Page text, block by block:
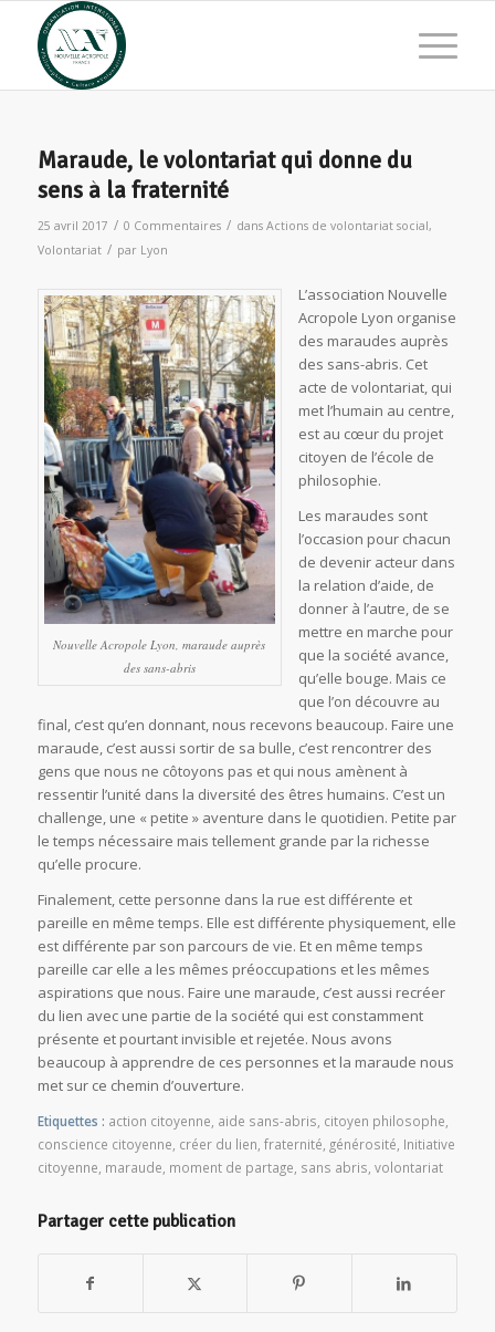
Maraude, le volontariat qui donne du
sens à la fraternité
25 avril 2017 / 0 Commentaires / dans Actions de volontariat social,
Volontariat / par Lyon
Nouvelle Acropole Lyon, maraude auprès
des sans-abris
L’association Nouvelle
Acropole Lyon organise
des maraudes auprès
des sans-abris. Cet
acte de volontariat, qui
met l’humain au centre,
est au cœur du projet
citoyen de l’école de
philosophie.
Les maraudes sont
l’occasion pour chacun
de devenir acteur dans
la relation d’aide, de
donner à l’autre, de se
mettre en marche pour
que la société avance,
qu’elle bouge. Mais ce
que l’on découvre au
final, c’est qu’en donnant, nous recevons beaucoup. Faire une
maraude, c’est aussi sortir de sa bulle, c’est rencontrer des
gens que nous ne côtoyons pas et qui nous amènent à
ressentir l’unité dans la diversité des êtres humains. C’est un
challenge, une « petite » aventure dans le quotidien. Petite par
le temps nécessaire mais tellement grande par la richesse
qu’elle procure.
Finalement, cette personne dans la rue est différente et
pareille en même temps. Elle est différente physiquement, elle
est différente par son parcours de vie. Et en même temps
pareille car elle a les mêmes préoccupations et les mêmes
aspirations que nous. Faire une maraude, c’est aussi recréer
du lien avec une partie de la société qui est constamment
présente et pourtant invisible et rejetée. Nous avons
beaucoup à apprendre de ces personnes et la maraude nous
met sur ce chemin d’ouverture.
Etiquettes : action citoyenne aide sans-abris citoyen philosophe
conscience citoyenne créer du lien fraternité générosité Initiative
citoyenne maraude moment de partage sans abris volontariat
Partager cette publication